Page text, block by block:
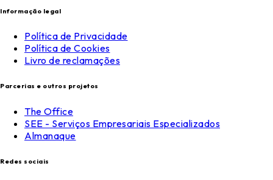
Informação legal
Política de Privacidade
Política de Cookies
Livro de reclamações
Parcerias e outros projetos
The Office
SEE - Serviços Empresariais Especializados
Almanaque
Redes sociais